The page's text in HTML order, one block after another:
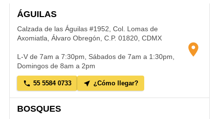
location_on
ÁGUILAS
Calzada de las Águilas #1952, Col. Lomas de
Axomiatla, Álvaro Obregón, C.P. 01820, CDMX
L-V de 7am a 7:30pm, Sábados de 7am a 1:30pm,
Domingos de 8am a 2pm
phone 55 5584 0733 near_me ¿Cómo llegar?
BOSQUES